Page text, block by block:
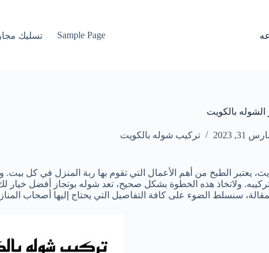
Sample Page تسليك مجاري الكويت
31, 2023 تركيب شوله بالكويت
يعتبر الطبخ من أهم الأعمال التي تقوم بها ربة المنزل في كل
بتركيبه. ولاتخاذ هذه الخطوة بشكل صحيح، تعد شوله بوتجاز أفضل
سنسلط الضوء على كافة التفاصيل التي يحتاج إليها أصحاب